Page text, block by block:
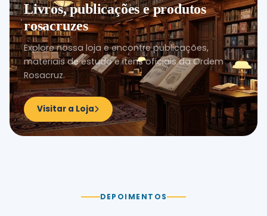
Livros, publicações e produtos
rosacruzes
Explore nossa loja e encontre publicações,
materiais de estudo e itens oficiais da Ordem
Rosacruz.
Visitar a Loja
DEPOIMENTOS